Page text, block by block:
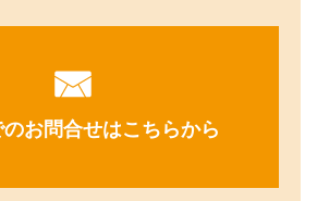
のお問合せはこちらから